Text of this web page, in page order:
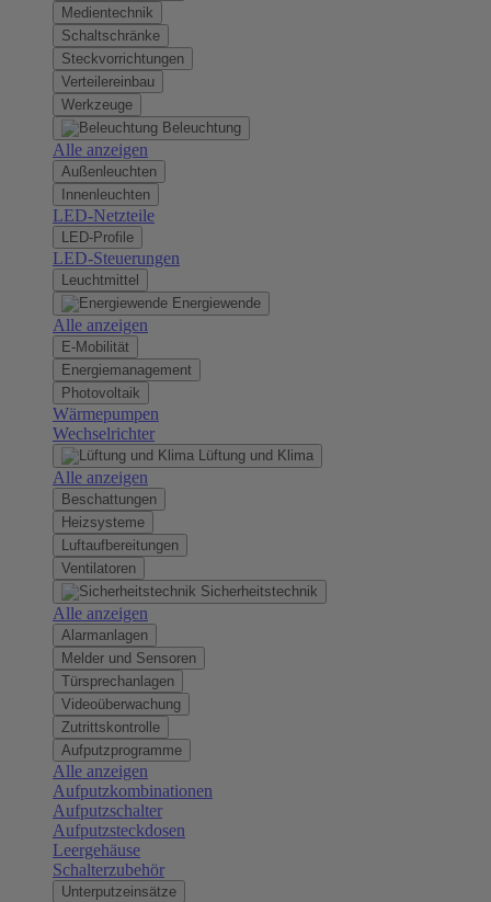
Medientechnik
Schaltschränke
Steckvorrichtungen
Verteilereinbau
Werkzeuge
Beleuchtung
Alle anzeigen
Außenleuchten
Innenleuchten
LED-Netzteile
LED-Profile
LED-Steuerungen
Leuchtmittel
Energiewende
Alle anzeigen
E-Mobilität
Energiemanagement
Photovoltaik
Wärmepumpen
Wechselrichter
Lüftung und Klima
Alle anzeigen
Beschattungen
Heizsysteme
Luftaufbereitungen
Ventilatoren
Sicherheitstechnik
Alle anzeigen
Alarmanlagen
Melder und Sensoren
Türsprechanlagen
Videoüberwachung
Zutrittskontrolle
Aufputzprogramme
Alle anzeigen
Aufputzkombinationen
Aufputzschalter
Aufputzsteckdosen
Leergehäuse
Schalterzubehör
Unterputzeinsätze